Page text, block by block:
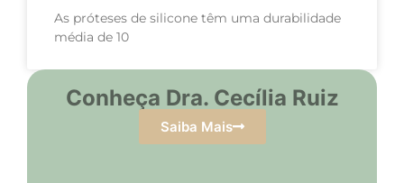
As próteses de silicone têm uma durabilidade
média de 10
Conheça Dra. Cecília Ruiz
Saiba Mais